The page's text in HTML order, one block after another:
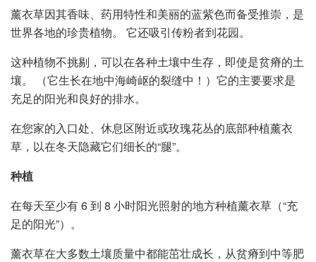
薰衣草因其香味、药用特性和美丽的蓝紫色而备受推崇，是
世界各地的珍贵植物。 它还吸引传粉者到花园。
这种植物不挑剔，可以在各种土壤中生存，即使是贫瘠的土
壤。 （它生长在地中海崎岖的裂缝中！）它的主要要求是
充足的阳光和良好的排水。
在您家的入口处、休息区附近或玫瑰花丛的底部种植薰衣
草，以在冬天隐藏它们细长的“腿”。
种植
在每天至少有 6 到 8 小时阳光照射的地方种植薰衣草（“充
足的阳光”）。
薰衣草在大多数土壤质量中都能茁壮成长，从贫瘠到中等肥